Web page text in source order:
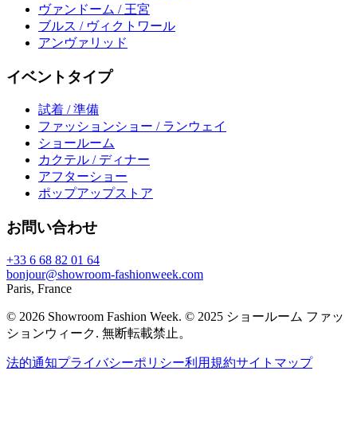
ヴァンドーム / 王宮
ブルス / ヴィクトワール
アンヴァリッド
イベントタイプ
試着 / 準備
ファッションショー / ランウェイ
ショールーム
カクテル / ディナー
アフターショー
ポップアップストア
お問い合わせ
+33 6 68 82 01 64
bonjour@showroom-fashionweek.com
Paris, France
© 2026 Showroom Fashion Week. © 2025 ショールーム ファッ
ションウィーク. 無断転載禁止。
法的通知プライバシーポリシー利用規約サイトマップ